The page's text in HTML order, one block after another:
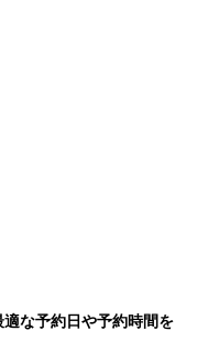
な予約日や予約時間を